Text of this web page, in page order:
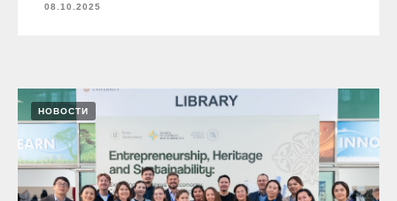
08.10.2025
НОВОСТИ